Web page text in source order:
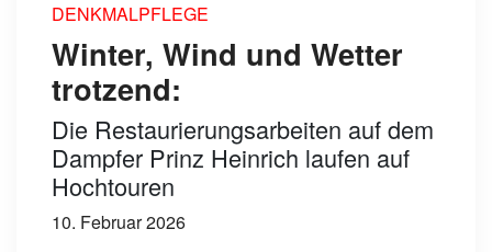
DENKMALPFLEGE
Winter, Wind und Wetter
trotzend:
Die Restaurierungsarbeiten auf dem
Dampfer Prinz Heinrich laufen auf
Hochtouren
10. Februar 2026